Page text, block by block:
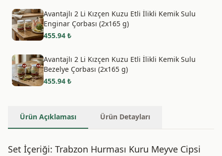
Avantajlı 2 Li Kızçen Kuzu Etli İlikli Kemik Sulu
Enginar Çorbası (2x165 g)
455.94 ₺
Avantajlı 2 Li Kızçen Kuzu Etli İlikli Kemik Sulu
Bezelye Çorbası (2x165 g)
455.94 ₺
Ürün Açıklaması Ürün Detayları
Set İçeriği: Trabzon Hurması Kuru Meyve Cipsi